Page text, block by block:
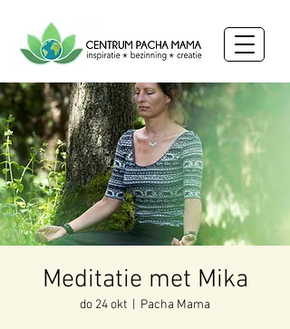
Meditatie met Mika
do 24 okt Pacha Mama